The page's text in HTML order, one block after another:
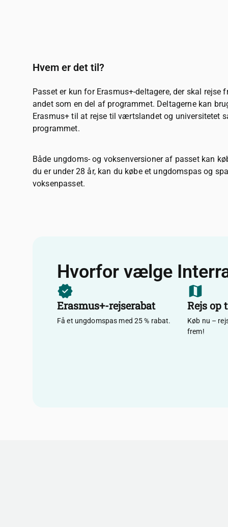
Hvem er det til?
Passet er kun for Erasmus+-deltagere, der skal
andet som en del af programmet. Deltagerne kan
Erasmus+ til at rejse til værtslandet og universitetet
programmet.
Både ungdoms- og voksenversioner af passet kan
du er under 28 år, kan du købe et ungdomspas og
voksenpasset.
Hvorfor vælge
Erasmus+-rejserabat
Få et ungdomspas med 25 % rabat.
Rejs op
Køb nu –
frem!